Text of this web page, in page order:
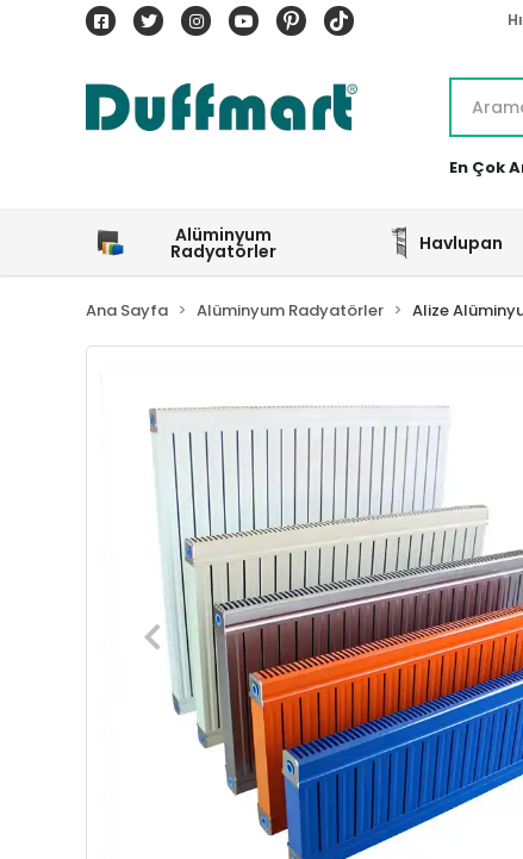
En Çok
Alüminyum
Radyatörler Havlupan
Ana Sayfa Alüminyum Radyatörler Alize